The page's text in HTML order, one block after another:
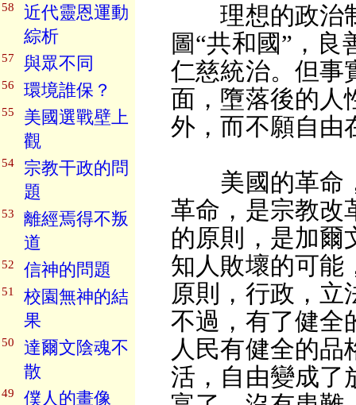
58
近代靈恩運動
綜析
57 與眾不同
56 環境誰保？
55
美國選戰壁上
觀
54
宗教干政的問
題
53
離經焉得不叛
道
52 信神的問題
51
校園無神的結
果
50
達爾文陰魂不
散
49 僕人的畫像
理想的政治
圖“共和國”，良
仁慈統治。但事
面，墮落後的人
外，而不願自由
美國的革命
革命，是宗教改
的原則，是加爾
知人敗壞的可能
原則，行政，立
不過，有了健全
人民有健全的品
活，自由變成了